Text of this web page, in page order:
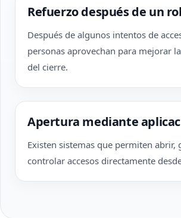
Refuerzo después de un
Después de algunos intentos de
personas aprovechan para mejorar
del cierre.
Apertura mediante
Existen sistemas que permiten abrir,
controlar accesos directamente